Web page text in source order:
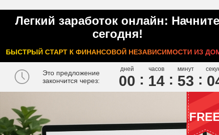
Легкий заработок онлайн: Начните
сегодня!
БЫСТРЫЙ СТАРТ К ФИНАНСОВОЙ НЕЗАВИСИМОСТИ ИЗ
Это предложение
закончится через:
дней
00
часов
14
минут
53 0